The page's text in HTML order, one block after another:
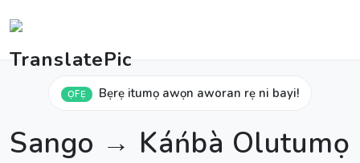
ỌFẸ Bẹrẹ itumọ awọn aworan rẹ ni bayi!
Sango → Káńbà Olutumọ